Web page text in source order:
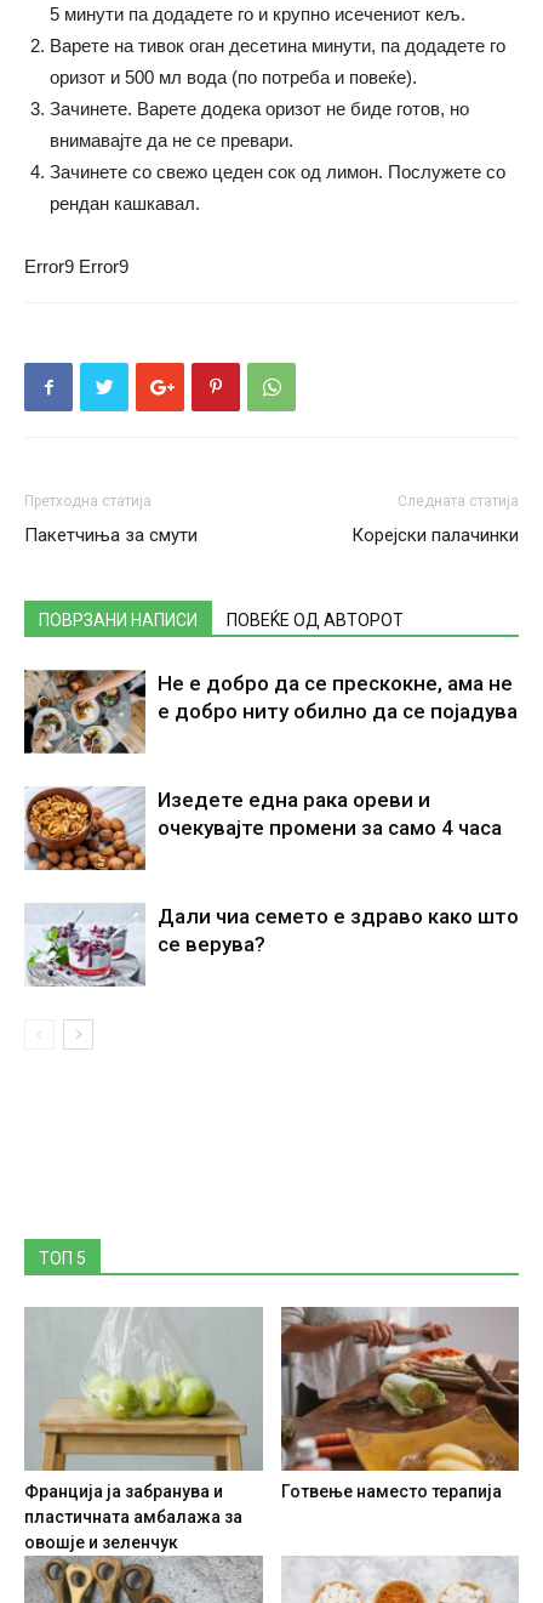
5 минути па додадете го и крупно исечениот кељ.
Варете на тивок оган десетина минути, па додадете го
оризот и 500 мл вода (по потреба и повеќе).
Зачинете. Варете додека оризот не биде готов, но
внимавајте да не се превари.
Зачинете со свежо цеден сок од лимон. Послужете со
рендан кашкавал.
Error9 Error9
Претходна статија
Пакетчиња за смути
Следната статија
Корејски палачинки
ПОВРЗАНИ НАПИСИ ПОВЕЌЕ ОД АВТОРОТ
Не е добро да се прескокне, ама не
е добро ниту обилно да се појадува
Изедете една рака ореви и
очекувајте промени за само 4 часа
Дали чиа семето е здраво како што
се верува?
ТОП 5
Франција ја забранува и
пластичната амбалажа за
овошје и зеленчук
Готвење наместо терапија